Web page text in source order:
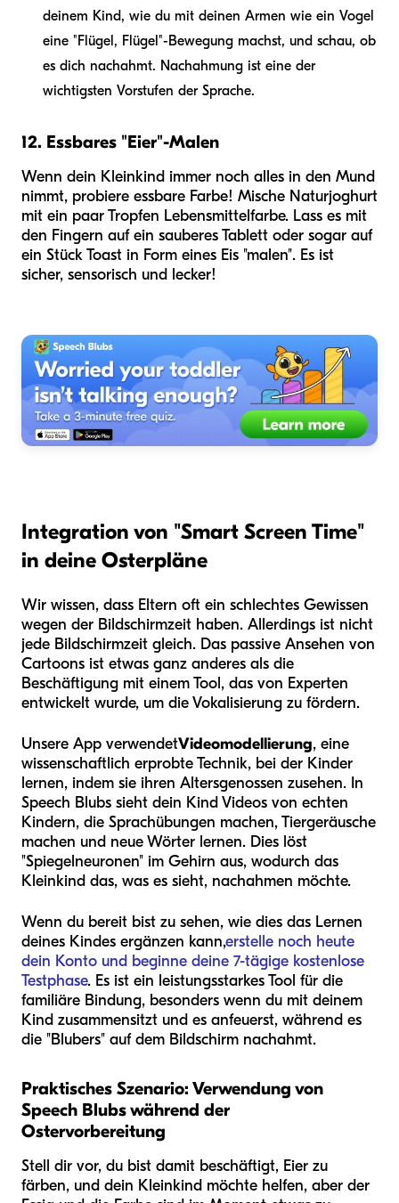
deinem Kind, wie du mit deinen Armen wie ein Vogel
eine "Flügel, Flügel"-Bewegung machst, und schau, ob
es dich nachahmt. Nachahmung ist eine der
wichtigsten Vorstufen der Sprache.
12. Essbares "Eier"-Malen
Wenn dein Kleinkind immer noch alles in den Mund
nimmt, probiere essbare Farbe! Mische Naturjoghurt
mit ein paar Tropfen Lebensmittelfarbe. Lass es mit
den Fingern auf ein sauberes Tablett oder sogar auf
ein Stück Toast in Form eines Eis "malen". Es ist
sicher, sensorisch und lecker!
Integration von "Smart Screen Time"
in deine Osterpläne
Wir wissen, dass Eltern oft ein schlechtes Gewissen
wegen der Bildschirmzeit haben. Allerdings ist nicht
jede Bildschirmzeit gleich. Das passive Ansehen von
Cartoons ist etwas ganz anderes als die
Beschäftigung mit einem Tool, das von Experten
entwickelt wurde, um die Vokalisierung zu fördern.
Unsere App verwendetVideomodellierung, eine
wissenschaftlich erprobte Technik, bei der Kinder
lernen, indem sie ihren Altersgenossen zusehen. In
Speech Blubs sieht dein Kind Videos von echten
Kindern, die Sprachübungen machen, Tiergeräusche
machen und neue Wörter lernen. Dies löst
"Spiegelneuronen" im Gehirn aus, wodurch das
Kleinkind das, was es sieht, nachahmen möchte.
Wenn du bereit bist zu sehen, wie dies das Lernen
deines Kindes ergänzen kann,erstelle noch heute
dein Konto und beginne deine 7-tägige kostenlose
Testphase. Es ist ein leistungsstarkes Tool für die
familiäre Bindung, besonders wenn du mit deinem
Kind zusammensitzt und es anfeuerst, während es
die "Blubers" auf dem Bildschirm nachahmt.
Praktisches Szenario: Verwendung von
Speech Blubs während der
Ostervorbereitung
Stell dir vor, du bist damit beschäftigt, Eier zu
färben, und dein Kleinkind möchte helfen, aber der